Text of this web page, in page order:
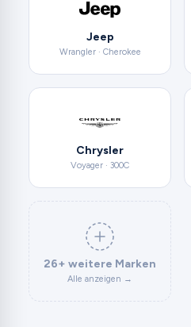
Jeep
Wrangler · Cherokee
Chrysler
Voyager · 300C
26+ weitere Marken
Alle anzeigen →